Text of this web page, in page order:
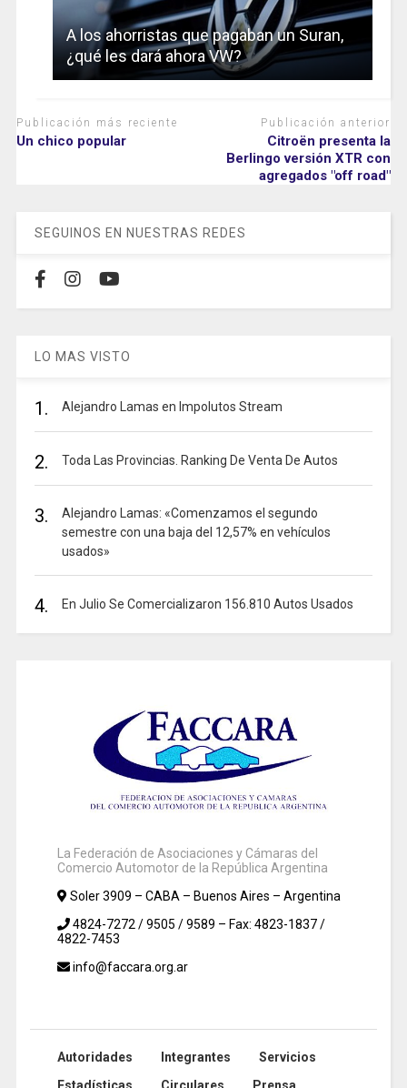
A los ahorristas que pagaban un Suran,
¿qué les dará ahora VW?
Publicación más reciente
Un chico popular
Publicación anterior
Citroën presenta la
Berlingo versión XTR con
agregados "off road"
SEGUINOS EN NUESTRAS REDES
LO MAS VISTO
1. Alejandro Lamas en Impolutos Stream
2. Toda Las Provincias. Ranking De Venta De Autos
3.
Alejandro Lamas: «Comenzamos el segundo
semestre con una baja del 12,57% en vehículos
usados»
4. En Julio Se Comercializaron 156.810 Autos Usados
La Federación de Asociaciones y Cámaras del
Comercio Automotor de la República Argentina
Soler 3909 – CABA – Buenos Aires – Argentina
4824-7272 / 9505 / 9589 – Fax: 4823-1837 /
4822-7453
info@faccara.org.ar
Autoridades Integrantes
Servicios
Estadísticas
Circulares Prensa